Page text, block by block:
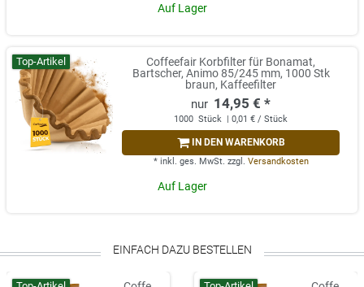
Auf Lager
Top-Artikel
Coffeefair Korbfilter für Bonamat,
Bartscher, Animo 85/245 mm, 1000 Stk
braun, Kaffeefilter
14,95 € *
1000 Stück | 0,01 € / Stück
IN DEN WARENKORB
* inkl. ges. MwSt. zzgl. Versandkosten
Auf Lager
EINFACH DAZU BESTELLEN